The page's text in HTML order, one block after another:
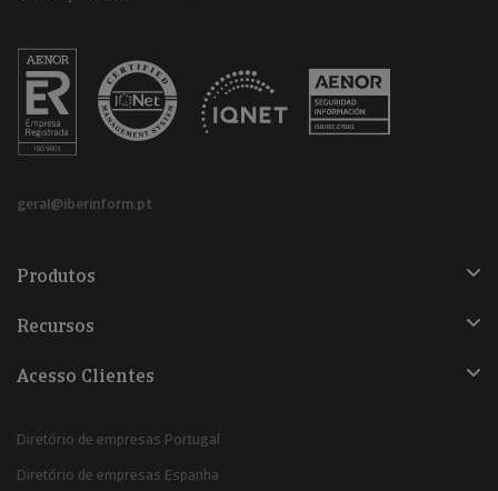
geral@iberinform.pt
Produtos
Recursos
Acesso Clientes
Diretório de empresas Portugal
Diretório de empresas Espanha